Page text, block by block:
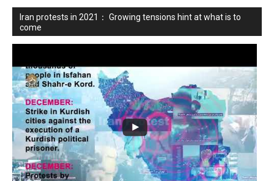
Iran protests in 2021： Growing tensions hint at what is to
come